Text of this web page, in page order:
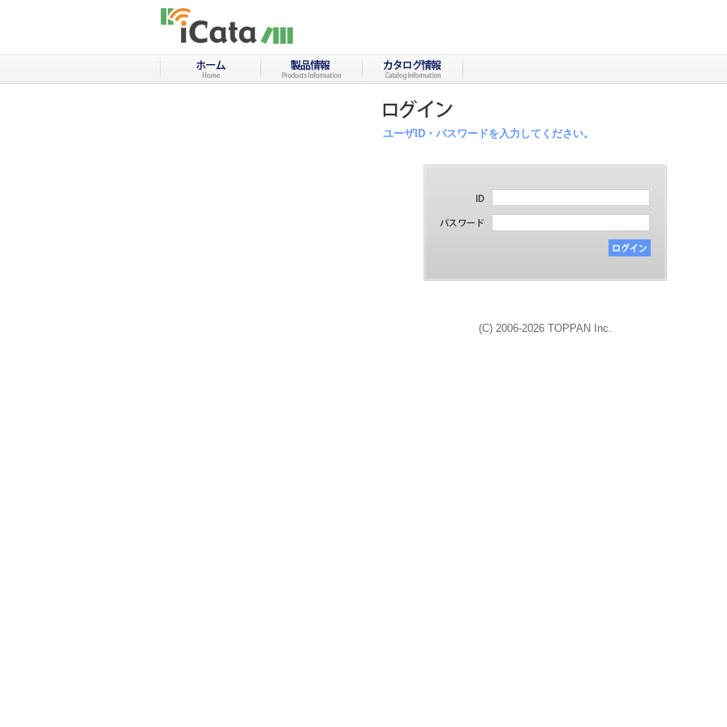
ユーザID・パスワードを入力してください。
(C) 2006-2026 TOPPAN Inc.